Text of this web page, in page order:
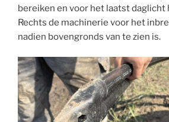
bereiken en voor het laatst daglicht
Rechts de machinerie voor het
nadien bovengronds van te zien is.